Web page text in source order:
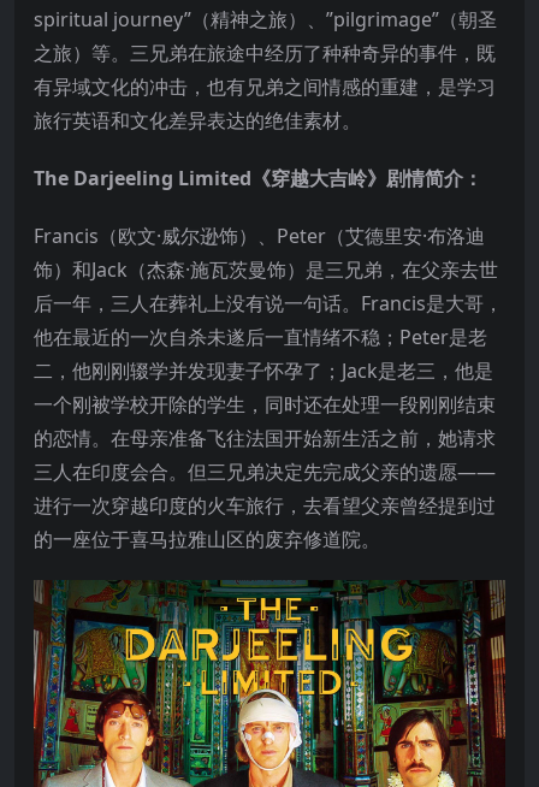
spiritual journey”（精神之旅）、”pilgrimage”（朝圣
之旅）等。三兄弟在旅途中经历了种种奇异的事件，既
有异域文化的冲击，也有兄弟之间情感的重建，是学习
旅行英语和文化差异表达的绝佳素材。
The Darjeeling Limited《穿越大吉岭》剧情简介：
Francis（欧文·威尔逊饰）、Peter（艾德里安·布洛迪
饰）和Jack（杰森·施瓦茨曼饰）是三兄弟，在父亲去世
后一年，三人在葬礼上没有说一句话。Francis是大哥，
他在最近的一次自杀未遂后一直情绪不稳；Peter是老
二，他刚刚辍学并发现妻子怀孕了；Jack是老三，他是
一个刚被学校开除的学生，同时还在处理一段刚刚结束
的恋情。在母亲准备飞往法国开始新生活之前，她请求
三人在印度会合。但三兄弟决定先完成父亲的遗愿——
进行一次穿越印度的火车旅行，去看望父亲曾经提到过
的一座位于喜马拉雅山区的废弃修道院。